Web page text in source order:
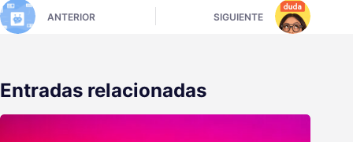
ANTERIOR SIGUIENTE
Entradas relacionadas